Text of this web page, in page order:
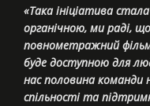
«Така ініціатива
органічною, ми раді,
повнометражний фільм
буде доступною для
нас половина команди
спільності та